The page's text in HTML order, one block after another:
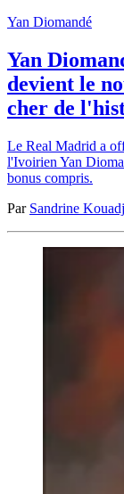
Yan Diomandé
Yan
devient le
cher de
Le Real Madrid a
l'Ivoirien Yan
bonus compris.
Par Sandrine